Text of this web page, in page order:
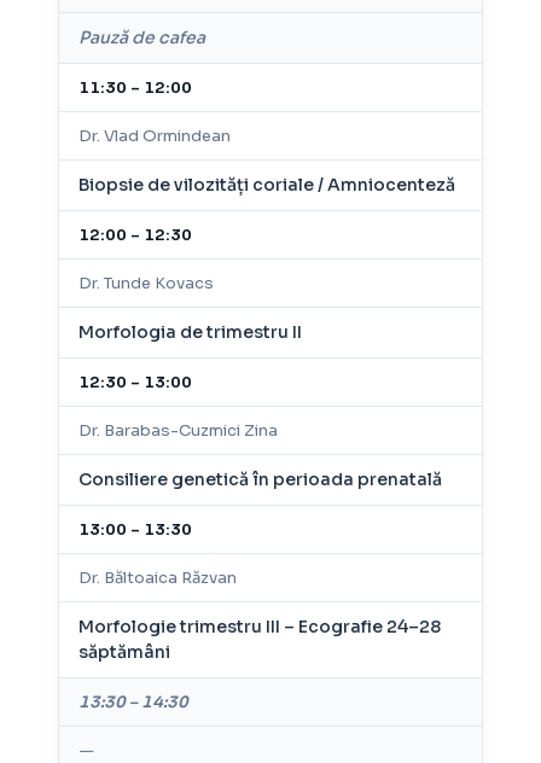
Pauză de cafea
11:30 – 12:00
Dr. Vlad Ormindean
Biopsie de vilozități coriale / Amniocenteză
12:00 – 12:30
Dr. Tunde Kovacs
Morfologia de trimestru II
12:30 – 13:00
Dr. Barabas-Cuzmici Zina
Consiliere genetică în perioada prenatală
13:00 – 13:30
Dr. Băltoaica Răzvan
Morfologie trimestru III – Ecografie 24–28
săptămâni
13:30 – 14:30
—